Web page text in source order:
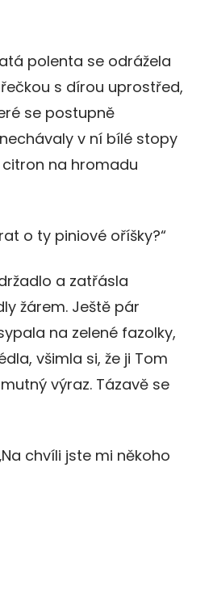
polenta se odrážela
s dírou uprostřed,
se postupně
v ní bílé stopy
citron na hromadu
o ty piniové oříšky?“
a zatřásla
žárem. Ještě pár
na zelené fazolky,
všimla si, že ji Tom
výraz. Tázavě se
chvíli jste mi někoho